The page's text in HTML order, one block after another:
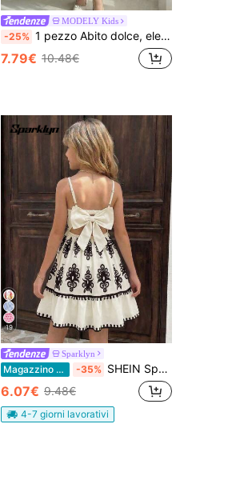
MODELY Kids
-25% 1 pezzo Abito dolce, elegante e aderente per ragazze, abito azzurro chiaro con scollo tondo e senza maniche, con 5 applicazioni floreali 3D, orlo con bordo in pizzo e pannello in rete con volant, lunghezza al ginocchio, perfetto per uso quotidiano e uscite di shopping
7.79€ 10.48€
19
Sparklyn
Magazzino EU -35% SHEIN Sparklyn Vestito senza maniche per ragazze, con stampa floreale fresca, spalline a spaghetti + design con fiocco grande sulla schiena, vita stretta + gonna ampia, elegante e vivace, adatto per vacanze o uso quotidiano, stile estivo dolce per ragazze
6.07€ 9.48€
4-7 giorni lavorativi